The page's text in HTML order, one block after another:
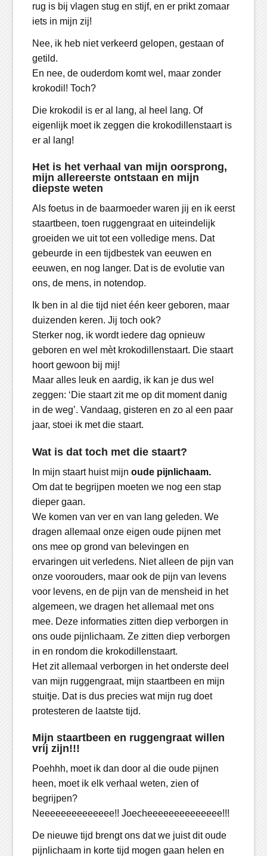
rug is bij vlagen stug en stijf, en er prikt zomaar
iets in mijn zij!
Nee, ik heb niet verkeerd gelopen, gestaan of
getild.
En nee, de ouderdom komt wel, maar zonder
krokodil! Toch?
Die krokodil is er al lang, al heel lang. Of
eigenlijk moet ik zeggen die krokodillenstaart is
er al lang!
Het is het verhaal van mijn oorsprong,
mijn allereerste ontstaan en mijn
diepste weten
Als foetus in de baarmoeder waren jij en ik eerst
staartbeen, toen ruggengraat en uiteindelijk
groeiden we uit tot een volledige mens. Dat
gebeurde in een tijdbestek van eeuwen en
eeuwen, en nog langer. Dat is de evolutie van
ons, de mens, in notendop.
Ik ben in al die tijd niet één keer geboren, maar
duizenden keren. Jij toch ook?
Sterker nog, ik wordt iedere dag opnieuw
geboren en wel mèt krokodillenstaart. Die staart
hoort gewoon bij mij!
Maar alles leuk en aardig, ik kan je dus wel
zeggen: ‘Die staart zit me op dit moment danig
in de weg’. Vandaag, gisteren en zo al een paar
jaar, stoei ik met die staart.
Wat is dat toch met die staart?
In mijn staart huist mijn oude pijnlichaam.
Om dat te begrijpen moeten we nog een stap
dieper gaan.
We komen van ver en van lang geleden. We
dragen allemaal onze eigen oude pijnen met
ons mee op grond van belevingen en
ervaringen uit verledens. Niet alleen de pijn van
onze voorouders, maar ook de pijn van levens
voor levens, en de pijn van de mensheid in het
algemeen, we dragen het allemaal met ons
mee. Deze informaties zitten diep verborgen in
ons oude pijnlichaam. Ze zitten diep verborgen
in en rondom die krokodillenstaart.
Het zit allemaal verborgen in het onderste deel
van mijn ruggengraat, mijn staartbeen en mijn
stuitje. Dat is dus precies wat mijn rug doet
protesteren de laatste tijd.
Mijn staartbeen en ruggengraat willen
vrij zijn!!!
Poehhh, moet ik dan door al die oude pijnen
heen, moet ik elk verhaal weten, zien of
begrijpen?
Neeeeeeeeeeeeee!! Joecheeeeeeeeeeeeee!!!
De nieuwe tijd brengt ons dat we juist dit oude
pijnlichaam in korte tijd mogen gaan helen en